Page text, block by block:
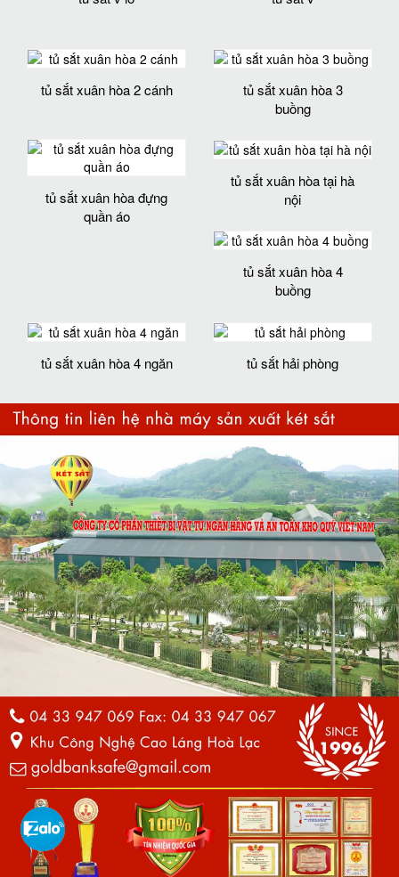
tủ sắt xuân hòa 2 cánh
tủ sắt xuân hòa 3
buồng
tủ sắt xuân hòa đựng
quần áo
tủ sắt xuân hòa tại hà
nội
tủ sắt xuân hòa 4
buồng
tủ sắt xuân hòa 4 ngăn tủ sắt hải phòng